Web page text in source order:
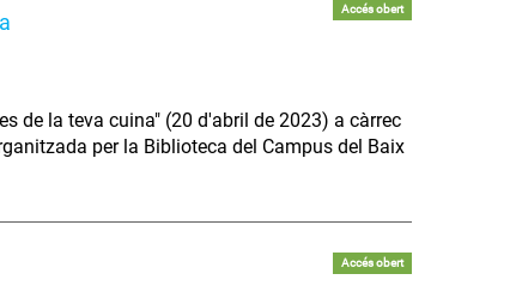
Accés obert
de la teva cuina" (20 d'abril de 2023) a càrrec
per la Biblioteca del Campus del Baix
Accés obert